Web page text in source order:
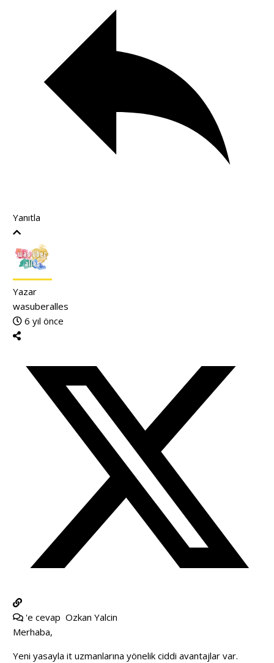
Yanıtla
Yazar
wasuberalles
6 yıl önce
'e cevap Ozkan Yalcin
Merhaba,
Yeni yasayla it uzmanlarına yönelik ciddi avantajlar var.